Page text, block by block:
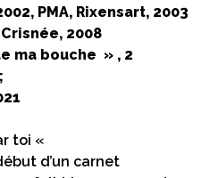
PMA, Rixensart, 2003
2008
ma bouche » , 2
toi «
d’un carnet